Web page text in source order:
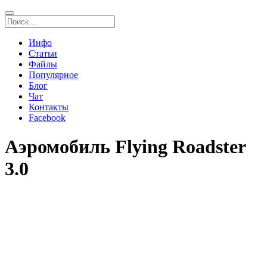
Инфо
Статьи
Файлы
Популярное
Блог
Чат
Контакты
Facebook
Аэромобиль Flying Roadster
3.0